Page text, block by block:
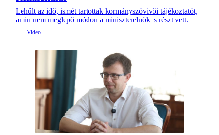
Lehűlt az idő, ismét tartottak kormányszóvivői tájékoztatót,
amin nem meglepő módon a miniszterelnök is részt vett.